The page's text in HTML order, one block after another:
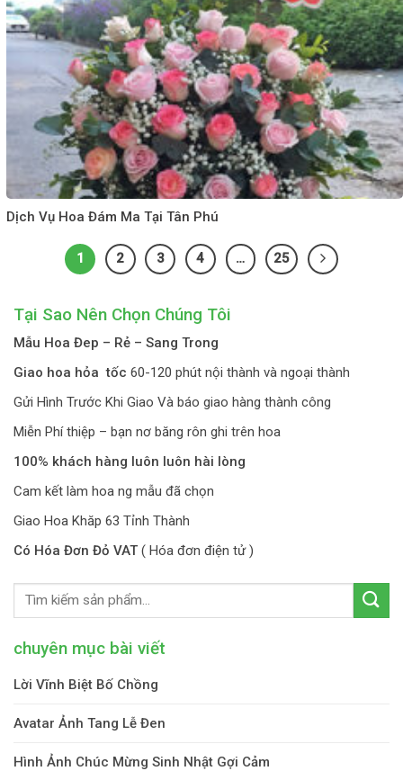
Dịch Vụ Hoa Đám Ma Tại Tân Phú
1 2 3 4 … 25
Tại Sao Nên Chọn Chúng Tôi
Mẫu Hoa Đep – Rẻ – Sang Trong
Giao hoa hỏa tốc 60-120 phút nội thành và ngoại thành
Gửi Hình Trước Khi Giao Và báo giao hàng thành công
Miễn Phí thiệp – bạn nơ băng rôn ghi trên hoa
100% khách hàng luôn luôn hài lòng
Cam kết làm hoa ng mẫu đã chọn
Giao Hoa Khăp 63 Tỉnh Thành
Có Hóa Đơn Đỏ VAT ( Hóa đơn điện tử )
chuyên mục bài viết
Lời Vĩnh Biệt Bố Chồng
Avatar Ảnh Tang Lễ Đen
Hình Ảnh Chúc Mừng Sinh Nhật Gợi Cảm